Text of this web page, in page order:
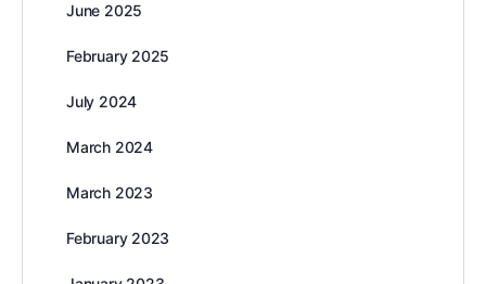
June 2025
February 2025
July 2024
March 2024
March 2023
February 2023